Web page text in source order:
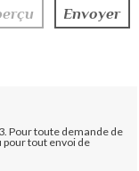
Pour toute demande de
tout envoi de